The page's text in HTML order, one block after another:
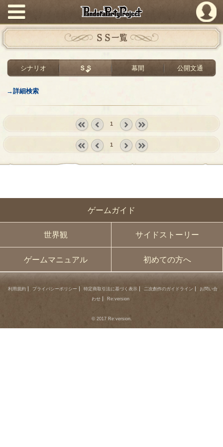
PandoraPartyProject
ゲームガイド
世界観 サイドストーリー
ゲームマニュアル 初めての方へ
ＳＳ一覧
シナリオ ＳＳ 幕間 公開文通
→詳細検索
prev
1
1
利用規約 プライバシーポリシー 特定商取引法に基づく表示 二次創作のガイドライン
お問い合
わせ
Re:version
© 2017 Re:version.